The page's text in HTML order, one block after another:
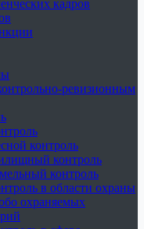
кадров
ревизионным
контроль
контроль
контроль
в области охраны
охраняемых